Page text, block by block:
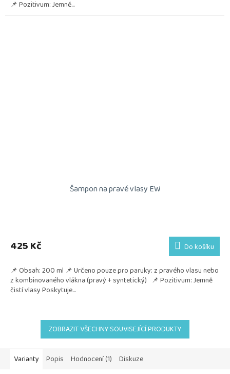
📌 Pozitivum: Jemně...
Šampon na pravé vlasy EW
425 Kč Do košíku
📌 Obsah: 200 ml 📌 Určeno pouze pro paruky: z pravého vlasu nebo
z kombinovaného vlákna (pravý + syntetický) 📌 Pozitivum: Jemně
čistí vlasy Poskytuje...
ZOBRAZIT VŠECHNY SOUVISEJÍCÍ PRODUKTY
Varianty Popis Hodnocení (1) Diskuze